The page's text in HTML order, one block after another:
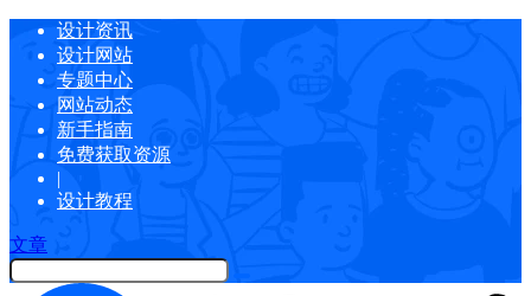
设计资讯
设计网站
专题中心
网站动态
新手指南
免费获取资源
|
设计教程
文章